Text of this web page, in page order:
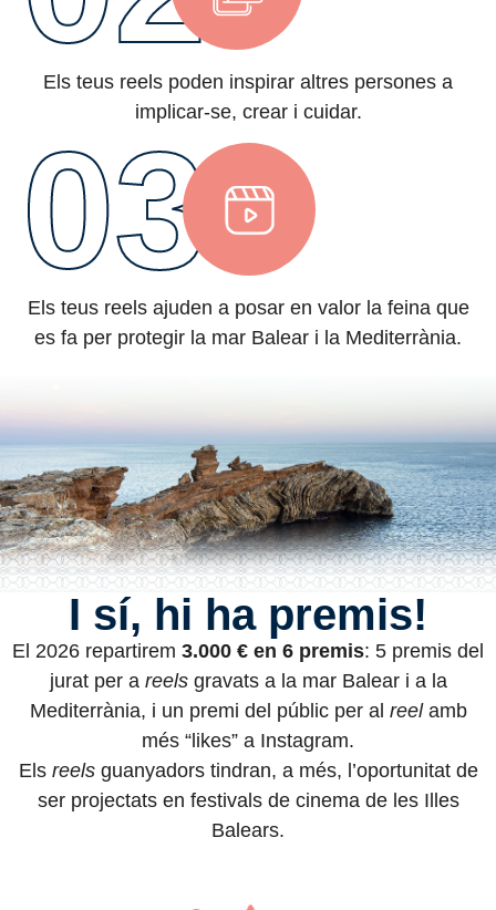
Els teus reels poden inspirar altres persones a
implicar-se, crear i cuidar.
03
Els teus reels ajuden a posar en valor la feina que
es fa per protegir la mar Balear i la Mediterrània.
I sí, hi ha premis!
El 2026 repartirem 3.000 € en 6 premis: 5 premis del
jurat per a reelsgravats a la mar Balear i a la
Mediterrània, i un premi del públic per al reelamb
més “likes” a Instagram.
Els reelsguanyadors tindran, a més, l’oportunitat de
ser projectats en festivals de cinema de les Illes
Balears.